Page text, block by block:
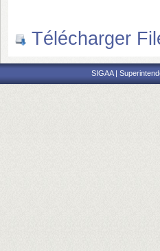
Télécharger
SIGAA |